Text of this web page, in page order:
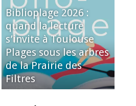
Biblioplage 2026 :
quand la lecture
s’invite à Toulouse
Plages sous les arbres
de la Prairie des
Filtres